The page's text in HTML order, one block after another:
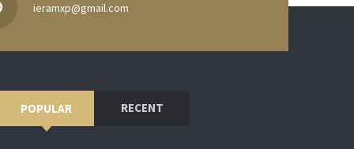
ieramxp@gmail.com
POPULAR RECENT